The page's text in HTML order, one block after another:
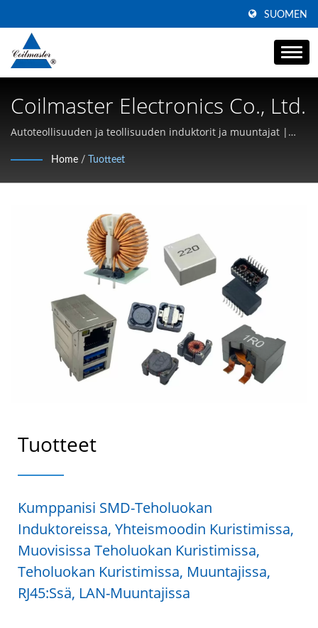
SUOMEN
Coilmaster Electronics Co., Ltd.
Autoteollisuuden ja teollisuuden induktorit ja muuntajat |
Home / Tuotteet
Tuotteet
Kumppanisi SMD-Teholuokan
Induktoreissa, Yhteismoodin Kuristimissa,
Muovisissa Teholuokan Kuristimissa,
Teholuokan Kuristimissa, Muuntajissa,
RJ45:ssä, LAN-Muuntajissa